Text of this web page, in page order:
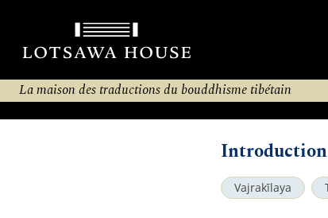
La maison des traductions du bouddhisme tibétain
Vajrakīlaya